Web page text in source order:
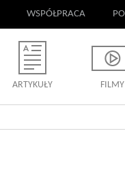
WSPÓŁPRACA
ARTYKUŁY FILMY